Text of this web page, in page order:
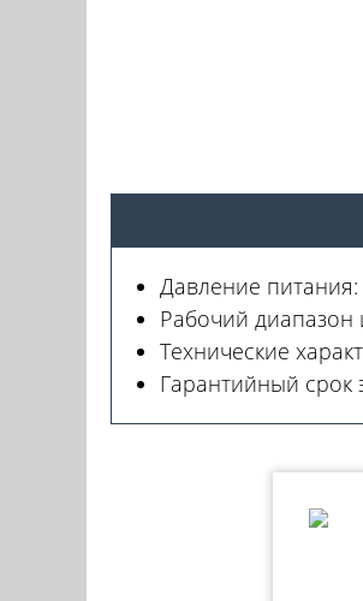
Давление питания:
Рабочий диапазон
Технические
Гарантийный срок